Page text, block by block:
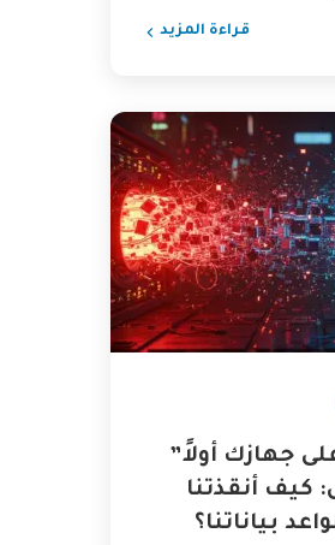
قراءة المزيد
جهازك أولاً”
كيف أنقذتنا